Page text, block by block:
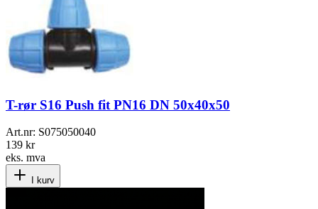
T-rør S16 Push fit PN16 DN 50x40x50
Art.nr: S075050040
139 kr
eks. mva
I kurv